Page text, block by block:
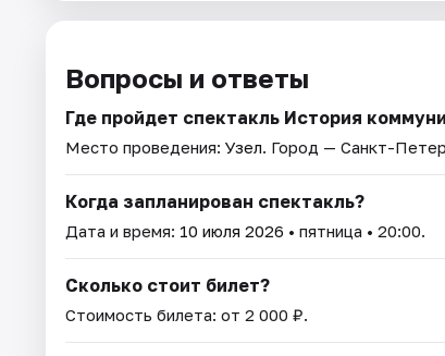
Вопросы и ответы
Где пройдет спектакль История
Место проведения: Узел. Город — Санкт-
Когда запланирован спектакль?
Дата и время: 10 июля 2026 • пятница • 20:00.
Сколько стоит билет?
Стоимость билета: от 2 000 ₽.